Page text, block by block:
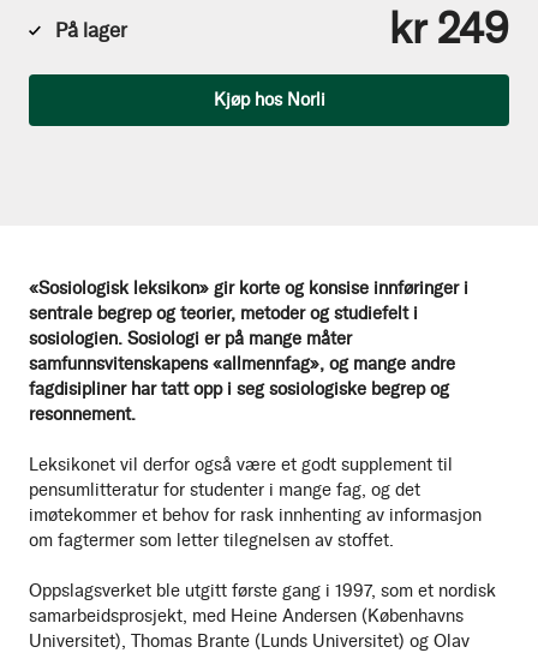
«Sosiologisk leksikon» gir korte og konsise innføringer i
sentrale begrep og teorier, metoder og studiefelt i
sosiologien. Sosiologi er på mange måter
samfunnsvitenskapens «allmennfag», og mange andre
fagdisipliner har tatt opp i seg sosiologiske begrep og
resonnement.
Leksikonet vil derfor også være et godt supplement til
pensumlitteratur for studenter i mange fag, og det
imøtekommer et behov for rask innhenting av informasjon
om fagtermer som letter tilegnelsen av stoffet.
Oppslagsverket ble utgitt første gang i 1997, som et nordisk
samarbeidsprosjekt, med Heine Andersen (Københavns
Universitet), Thomas Brante (Lunds Universitet) og Olav
På lager kr 249
Kjøp hos Norli